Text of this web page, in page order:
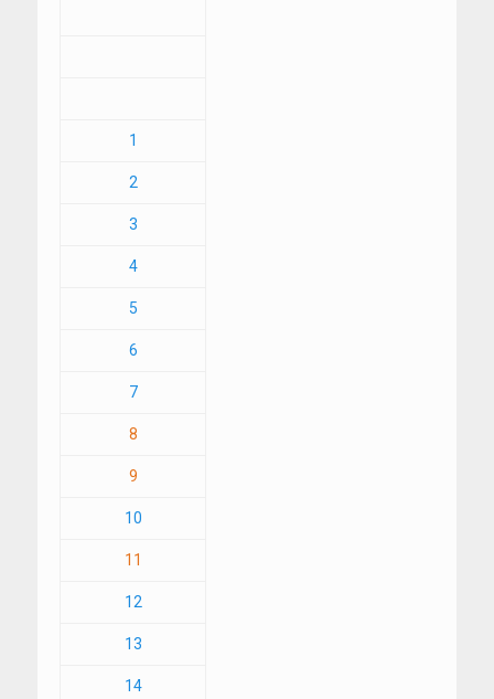
1
2
3
4
5
6
7
8
9
10
11
12
13
14